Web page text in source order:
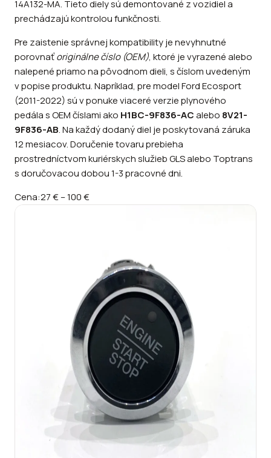
14A132-MA. Tieto diely sú demontované z vozidiel a
prechádzajú kontrolou funkčnosti.
Pre zaistenie správnej kompatibility je nevyhnutné
porovnaťoriginálne číslo (OEM), ktoré je vyrazené alebo
nalepené priamo na pôvodnom dieli, s číslom uvedeným
v popise produktu. Napríklad, pre model Ford Ecosport
(2011-2022) sú v ponuke viaceré verzie plynového
pedála s OEM číslami ako H1BC-9F836-ACalebo 8V21-
9F836-AB. Na každý dodaný diel je poskytovaná záruka
12 mesiacov. Doručenie tovaru prebieha
prostredníctvom kuriérskych služieb GLS alebo Toptrans
s doručovacou dobou 1-3 pracovné dni.
Cena:27 €–100 €